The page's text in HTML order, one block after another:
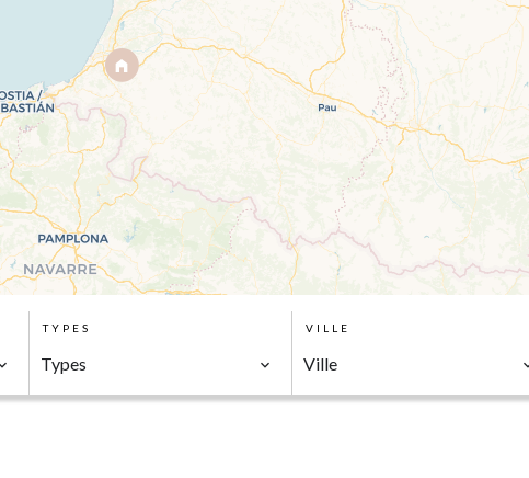
TYPES
Types
VILLE
Ville